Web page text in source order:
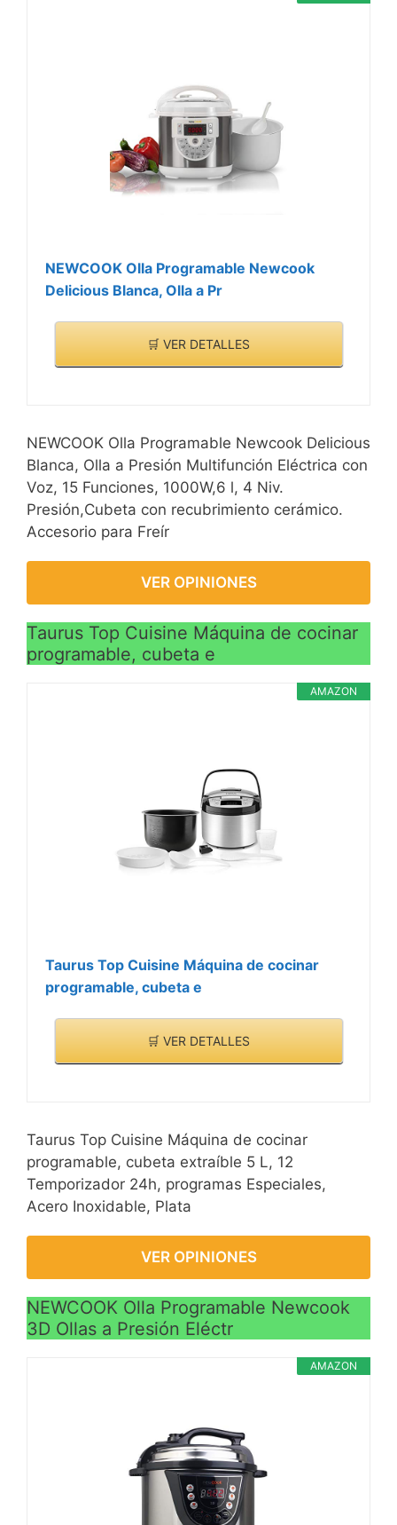
NEWCOOK Olla Programable Newcook
Delicious Blanca, Olla a Pr
🛒 VER DETALLES
NEWCOOK Olla Programable Newcook Delicious
Blanca, Olla a Presión Multifunción Eléctrica con
Voz, 15 Funciones, 1000W,6 l, 4 Niv.
Presión,Cubeta con recubrimiento cerámico.
Accesorio para Freír
VER OPINIONES
Taurus Top Cuisine Máquina de cocinar
programable, cubeta e
AMAZON
Taurus Top Cuisine Máquina de cocinar
programable, cubeta e
🛒 VER DETALLES
Taurus Top Cuisine Máquina de cocinar
programable, cubeta extraíble 5 L, 12
Temporizador 24h, programas Especiales,
Acero Inoxidable, Plata
VER OPINIONES
NEWCOOK Olla Programable Newcook
3D Ollas a Presión Eléctr
AMAZON